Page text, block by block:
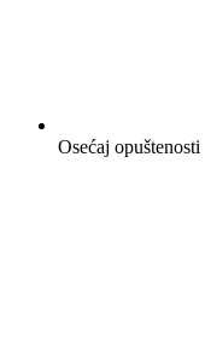
Osećaj opuštenosti